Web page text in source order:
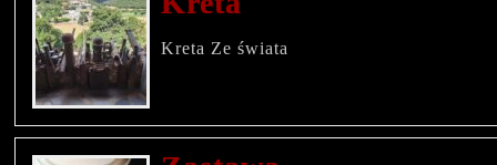
Kreta Ze świata